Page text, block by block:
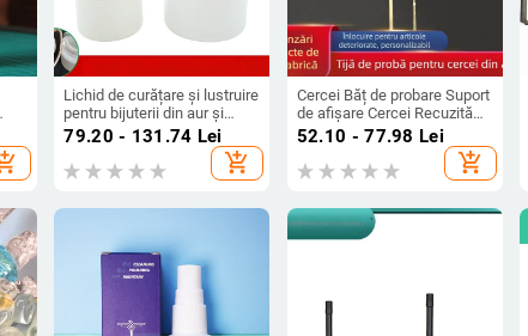
Lichid de curățare și lustruire
pentru bijuterii din aur și
argint, deoxidare și
restaurare a strălucirii
79.20 - 131.74 Lei
add_shopping_cart
Cercei Băț de probare Suport
de afișare Cercei Recuzită
de cameră live Stand acrilic
Cercei Suport live Instrument
de probă transparent
52.10 - 77.98 Lei
add_shopping_cart